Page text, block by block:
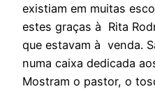
existiam em muitas
estes graças à Rita
que estavam à venda.
numa caixa dedicada
Mostram o pastor, o